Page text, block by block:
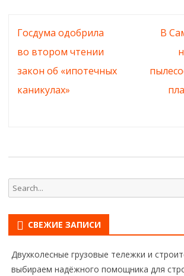
Навигация
по
записям
Госдума одобрила
во втором чтении
закон об «ипотечных
каникулах»
В
Search
for:
СВЕЖИЕ ЗАПИСИ
Двухколесные грузовые тележки и
выбираем надёжного помощника для